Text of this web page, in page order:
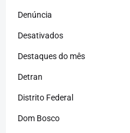
Denúncia
Desativados
Destaques do mês
Detran
Distrito Federal
Dom Bosco